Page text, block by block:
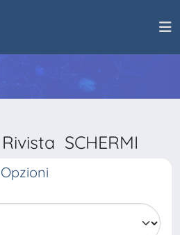
SCHERMI
Opzioni